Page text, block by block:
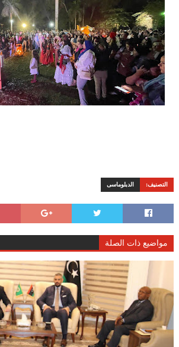
التصنيف: الدبلوماسى
مواضيع ذات الصلة